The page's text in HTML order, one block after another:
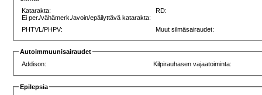
Katarakta:
Ei per./vähämerk./avoin/epäilyttävä katarakta:
RD:
PHTVL/PHPV: Muut silmäsairaudet:
Autoimmuunisairaudet
Addison:
Kilpirauhasen vajaatoiminta:
Epilepsia